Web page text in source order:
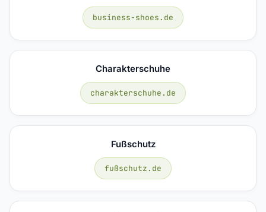
business-shoes.de
Charakterschuhe
charakterschuhe.de
Fußschutz
fußschutz.de